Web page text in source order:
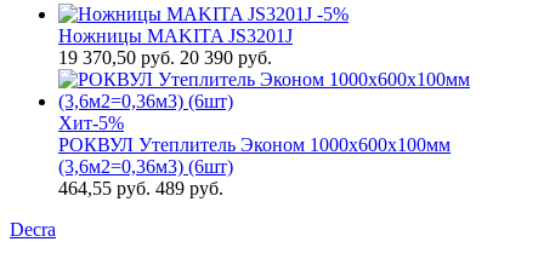
-5%
Ножницы MAKITA JS3201J
19 370,50 руб. 20 390 руб.
Хит-5%
РОКВУЛ Утеплитель Эконом 1000х600х100мм
(3,6м2=0,36м3) (6шт)
464,55 руб. 489 руб.
Decra